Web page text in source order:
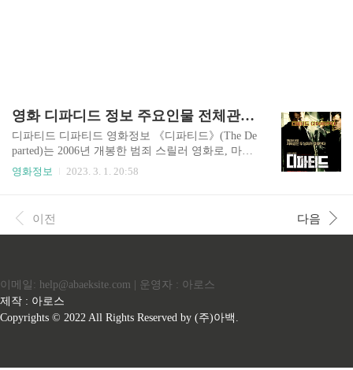
영화 디파디드 정보 주요인물 전체관람객 흥행수입
디파티드 디파티드 영화정보 《디파티드》(The De
parted)는 2006년 개봉한 범죄 스릴러 영화로, 마틴
스콜세지가 감독을 맡았으며 레오나르도 디카프리
도(Infernal Affairs)"를 리메이크한 것이다 디파티
드는 보스턴에서 열리며, 법의 반대편에 있는 빌리
복근무를 하는 경찰관이고, 설리번은 경찰서에 잠
입한 같은 갱단의 일원이다. 이야기가 전개되면서
두 남자는 서로의 존재를 점점 더 의식하게 되고 위
영화정보 2023. 3. 1. 20:58
이전 다음
이메일: help@abaeksite.com | 운영자 : 아로스
제작 : 아로스
Copyrights © 2022 All Rights Reserved by (주)아백.